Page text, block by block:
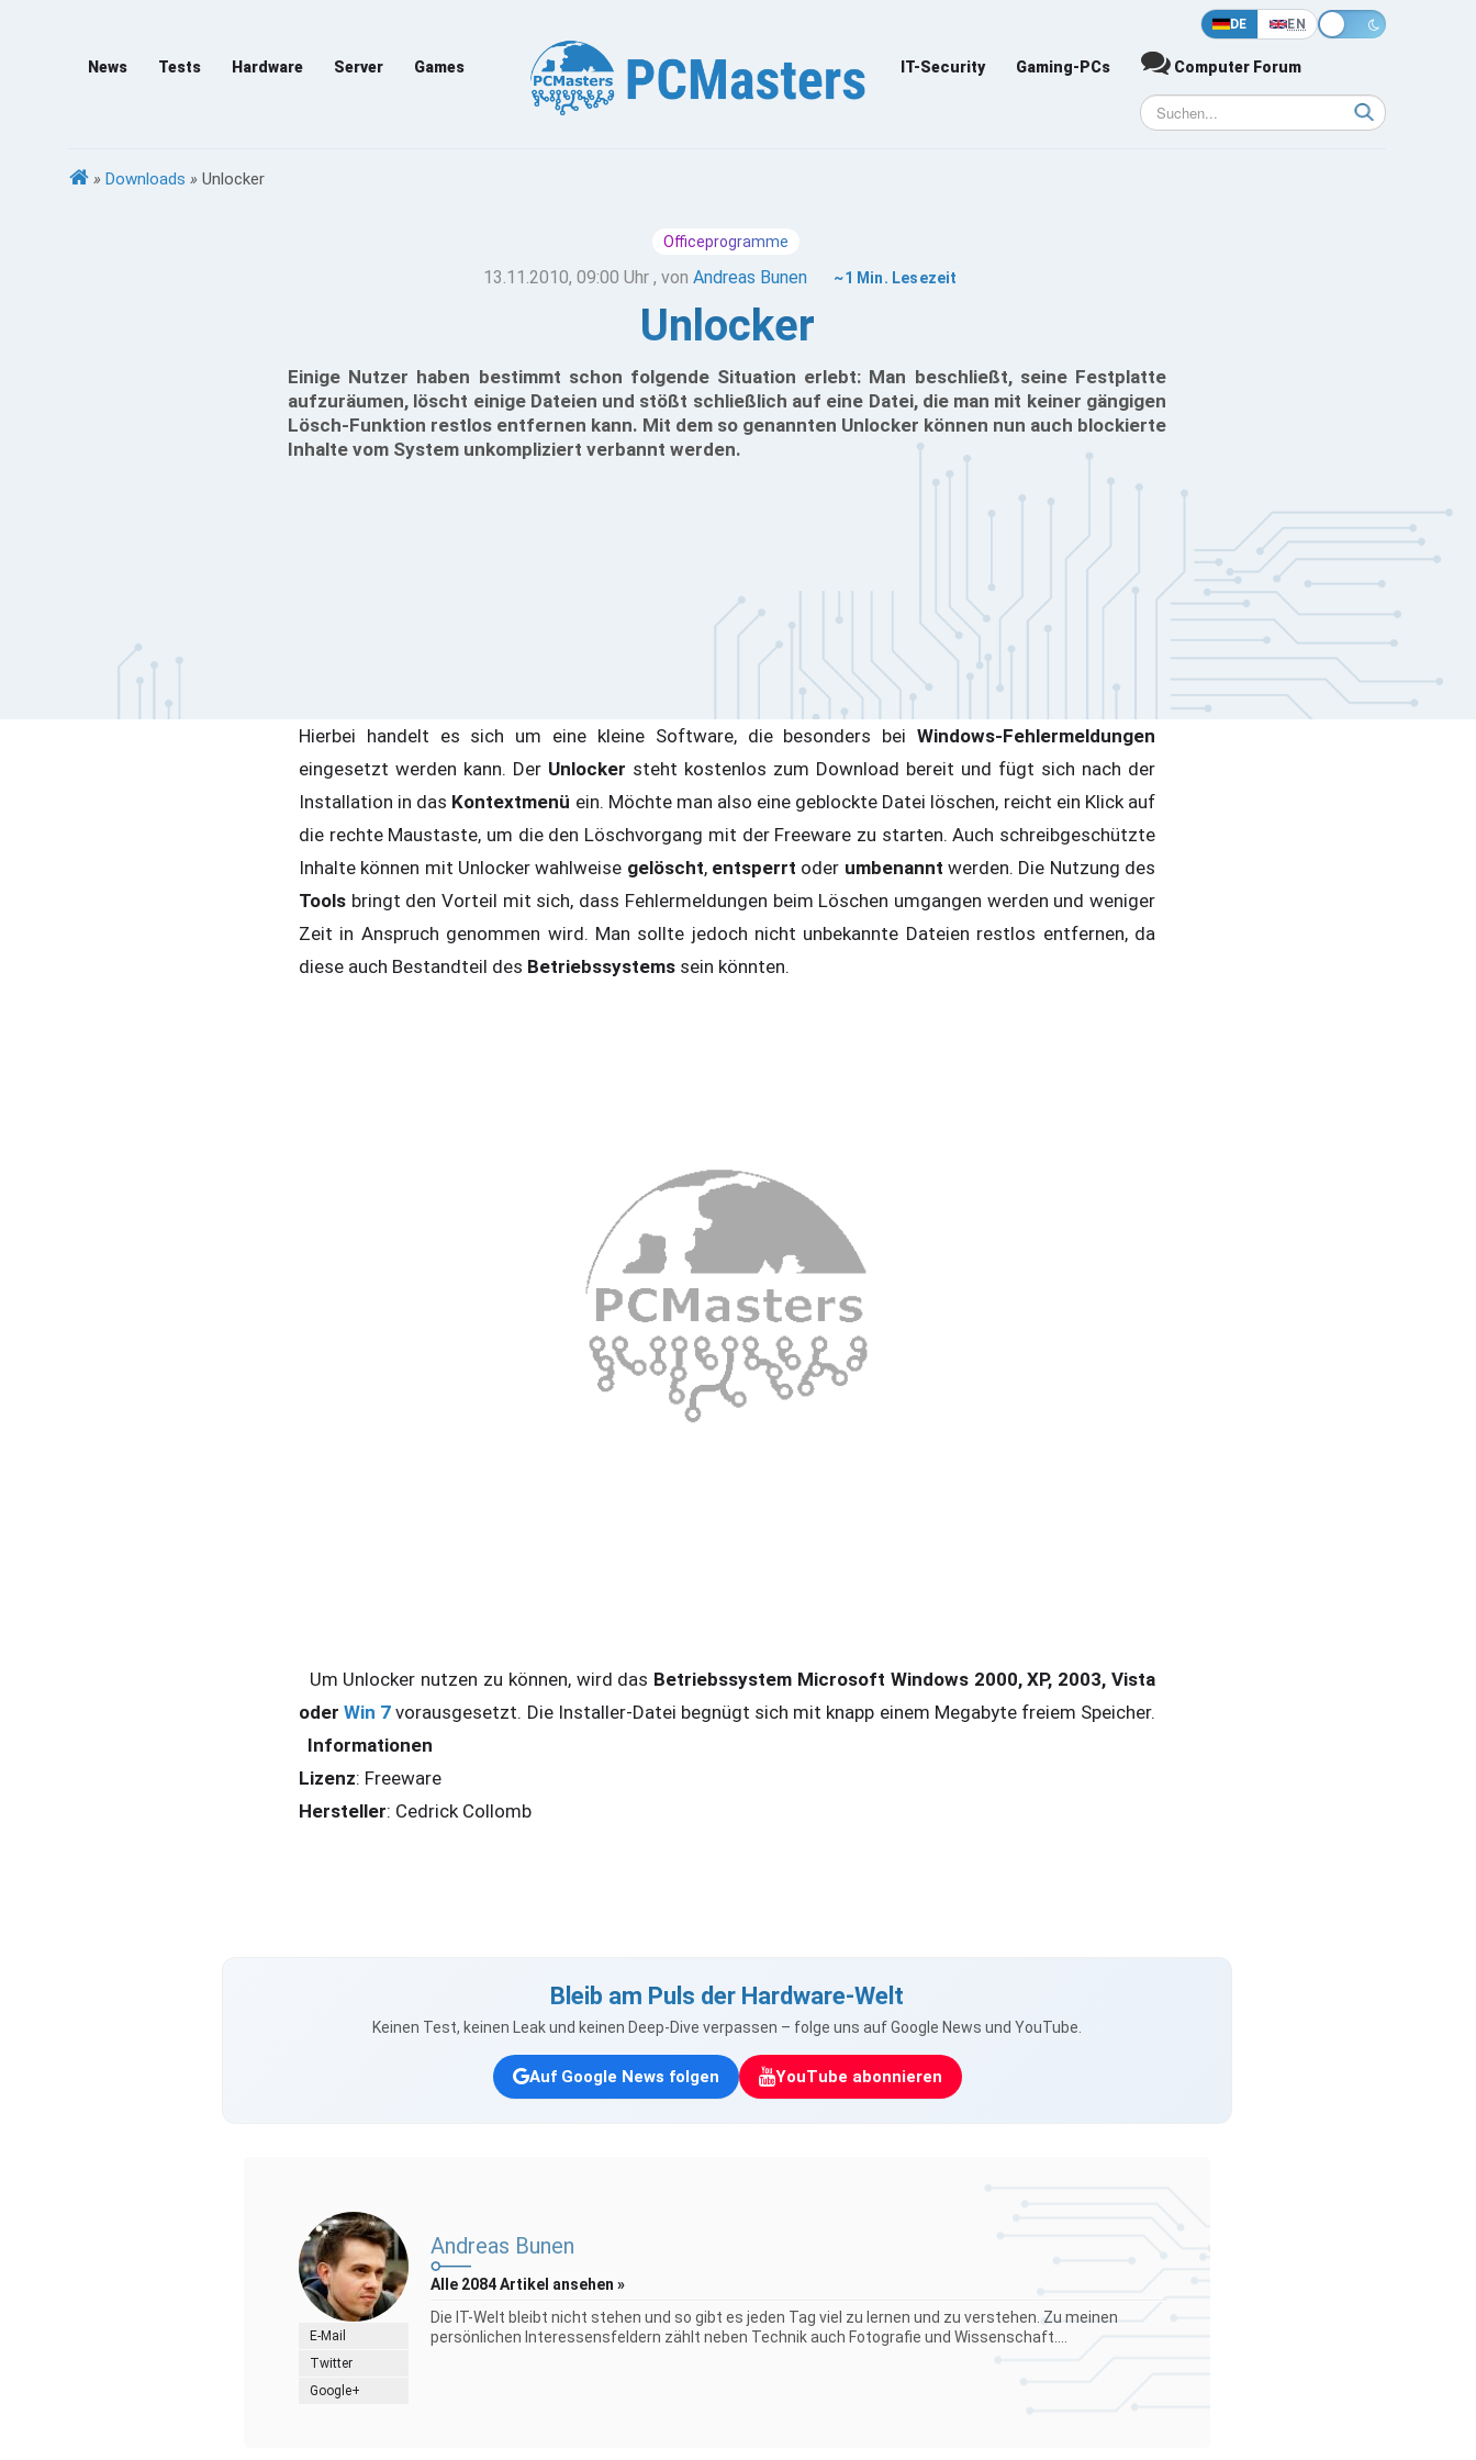
DE EN
News Tests Hardware Server Games IT-Security Gaming-PCs Computer Forum
» Downloads » Unlocker
Officeprogramme
13.11.2010, 09:00 Uhr , vonAndreas Bunen ~1 Min. Lesezeit
Unlocker
Einige Nutzer haben bestimmt schon folgende Situation erlebt: Man beschließt, seine Festplatte
aufzuräumen, löscht einige Dateien und stößt schließlich auf eine Datei, die man mit keiner gängigen
Lösch-Funktion restlos entfernen kann. Mit dem so genannten Unlocker können nun auch blockierte
Inhalte vom System unkompliziert verbannt werden.
Hierbei handelt es sich um eine kleine Software, die besonders bei Windows-Fehlermeldungen
eingesetzt werden kann. Der Unlocker steht kostenlos zum Download bereit und fügt sich nach der
Installation in das Kontextmenü ein. Möchte man also eine geblockte Datei löschen, reicht ein Klick auf
die rechte Maustaste, um die den Löschvorgang mit der Freeware zu starten. Auch schreibgeschützte
Inhalte können mit Unlocker wahlweise gelöscht, entsperrt oder umbenanntwerden. Die Nutzung des
Tools bringt den Vorteil mit sich, dass Fehlermeldungen beim Löschen umgangen werden und weniger
Zeit in Anspruch genommen wird. Man sollte jedoch nicht unbekannte Dateien restlos entfernen, da
diese auch Bestandteil des Betriebssystems sein könnten.
Um Unlocker nutzen zu können, wird das Betriebssystem Microsoft Windows 2000, XP, 2003, Vista
oderWin 7 vorausgesetzt. Die Installer-Datei begnügt sich mit knapp einem Megabyte freiem Speicher.
Informationen
Lizenz: Freeware
Hersteller: Cedrick Collomb
Bleib am Puls der Hardware-Welt
Keinen Test, keinen Leak und keinen Deep-Dive verpassen – folge uns auf Google News und YouTube.
Auf Google News folgen YouTube abonnieren
E-Mail
Twitter
Google+
Andreas Bunen
Alle 2084 Artikel ansehen »
Die IT-Welt bleibt nicht stehen und so gibt es jeden Tag viel zu lernen und zu verstehen. Zu meinen
persönlichen Interessensfeldern zählt neben Technik auch Fotografie und Wissenschaft....